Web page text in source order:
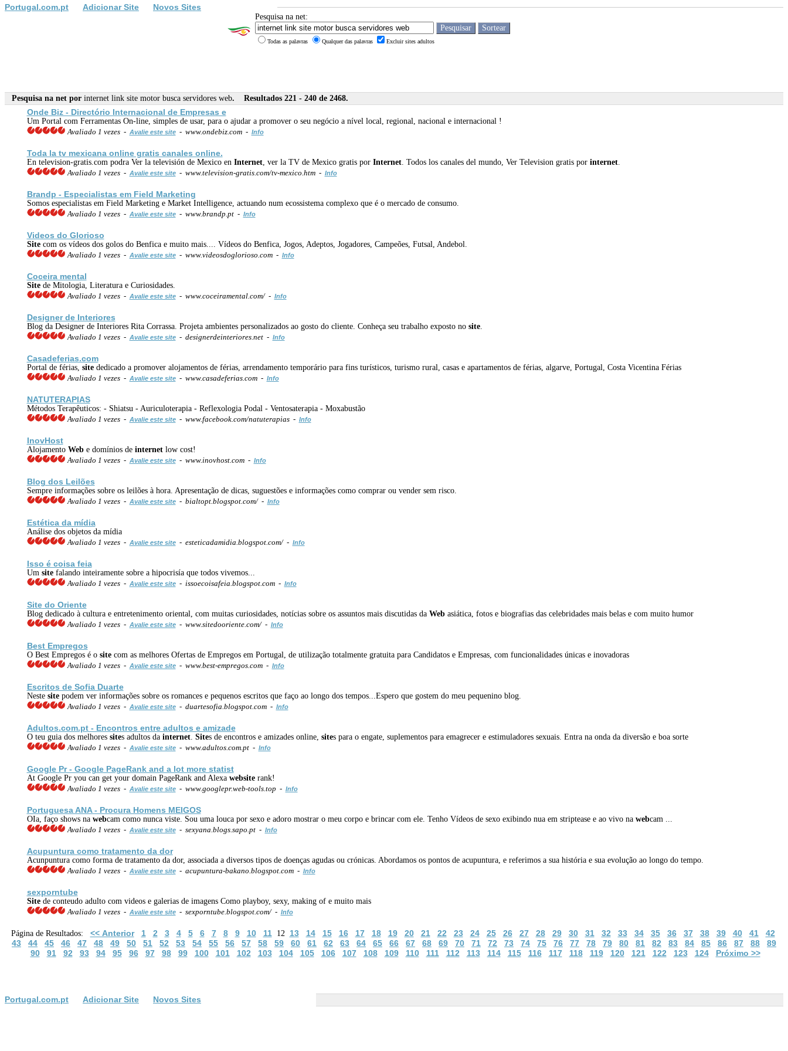
Portugal.com.pt Adicionar Site Novos Sites
Pesquisa na net:
Todas as palavras Qualquer das palavras Excluir sites adultos
Pesquisa na net por internet link site motor busca servidores web. Resultados 221 - 240 de 2468.
Onde Biz - Directório Internacional de Empresas e
Um Portal com Ferramentas On-line, simples de usar, para o ajudar a promover o seu negócio a nível local, regional, nacional e internacional !
Avaliado 1 vezes - Avalie este site- www.ondebiz.com - Info
Toda la tv mexicana online gratis canales online.
En television-gratis.com podra Ver la televisión de Mexico en Internet, ver la TV de Mexico gratis por Internet. Todos los canales del mundo, Ver Television gratis por internet.
Avaliado 1 vezes - Avalie este site- www.television-gratis.com/tv-mexico.htm - Info
Brandp - Especialistas em Field Marketing
Somos especialistas em Field Marketing e Market Intelligence, actuando num ecossistema complexo que é o mercado de consumo.
Avaliado 1 vezes - Avalie este site- www.brandp.pt - Info
Videos do Glorioso
Sitecom os vídeos dos golos do Benfica e muito mais.... Vídeos do Benfica, Jogos, Adeptos, Jogadores, Campeões, Futsal, Andebol.
Avaliado 1 vezes - Avalie este site- www.videosdoglorioso.com - Info
Coceira mental
Sitede Mitologia, Literatura e Curiosidades.
Avaliado 1 vezes - Avalie este site- www.coceiramental.com/ - Info
Designer de Interiores
Blog da Designer de Interiores Rita Corrassa. Projeta ambientes personalizados ao gosto do cliente. Conheça seu trabalho exposto no site.
Avaliado 1 vezes - Avalie este site- designerdeinteriores.net - Info
Casadeferias.com
Portal de férias, sitededicado a promover alojamentos de férias, arrendamento temporário para fins turísticos, turismo rural, casas e apartamentos de férias, algarve, Portugal, Costa Vicentina Férias
Avaliado 1 vezes - Avalie este site- www.casadeferias.com - Info
NATUTERAPIAS
Métodos Terapêuticos: - Shiatsu - Auriculoterapia - Reflexologia Podal - Ventosaterapia - Moxabustão
Avaliado 1 vezes - Avalie este site- www.facebook.com/natuterapias - Info
InovHost
Alojamento Webe domínios de internetlow cost!
Avaliado 1 vezes - Avalie este site- www.inovhost.com - Info
Blog dos Leilões
Sempre informações sobre os leilões à hora. Apresentação de dicas, suguestões e informações como comprar ou vender sem risco.
Avaliado 1 vezes - Avalie este site- bialtopt.blogspot.com/ - Info
Estética da mídia
Análise dos objetos da mídia
Avaliado 1 vezes - Avalie este site- esteticadamidia.blogspot.com/ - Info
Isso é coisa feia
Um sitefalando inteiramente sobre a hipocrisía que todos vivemos...
Avaliado 1 vezes - Avalie este site- issoecoisafeia.blogspot.com - Info
Sitedo Oriente
Blog dedicado à cultura e entretenimento oriental, com muitas curiosidades, notícias sobre os assuntos mais discutidas da Webasiática, fotos e biografias das celebridades mais belas e com muito humor
Avaliado 1 vezes - Avalie este site- www.sitedooriente.com/ - Info
Best Empregos
O Best Empregos é o sitecom as melhores Ofertas de Empregos em Portugal, de utilização totalmente gratuita para Candidatos e Empresas, com funcionalidades únicas e inovadoras
Avaliado 1 vezes - Avalie este site- www.best-empregos.com - Info
Escritos de Sofia Duarte
Neste sitepodem ver informações sobre os romances e pequenos escritos que faço ao longo dos tempos...Espero que gostem do meu pequenino blog.
Avaliado 1 vezes - Avalie este site- duartesofia.blogspot.com - Info
Adultos.com.pt - Encontros entre adultos e amizade
O teu guia dos melhores sites adultos da internet. Sites de encontros e amizades online, sites para o engate, suplementos para emagrecer e estimuladores sexuais. Entra na onda da diversão e boa sorte
Avaliado 1 vezes - Avalie este site- www.adultos.com.pt - Info
Google Pr - Google PageRank and a lot more statist
At Google Pr you can get your domain PageRank and Alexa websiterank!
Avaliado 1 vezes - Avalie este site- www.googlepr.web-tools.top - Info
Portuguesa ANA - Procura Homens MEIGOS
OIa, faço shows na webcam como nunca viste. Sou uma louca por sexo e adoro mostrar o meu corpo e brincar com ele. Tenho Vídeos de sexo exibindo nua em striptease e ao vivo na webcam ...
Avaliado 1 vezes - Avalie este site- sexyana.blogs.sapo.pt - Info
Acupuntura como tratamento da dor
Acunpuntura como forma de tratamento da dor, associada a diversos tipos de doenças agudas ou crónicas. Abordamos os pontos de acupuntura, e referimos a sua história e sua evolução ao longo do tempo.
Avaliado 1 vezes - Avalie este site- acupuntura-bakano.blogspot.com - Info
sexporntube
Sitede conteudo adulto com videos e galerias de imagens Como playboy, sexy, making of e muito mais
Avaliado 1 vezes - Avalie este site- sexporntube.blogspot.com/ - Info
Página de Resultados: << Anterior 1 2 3 4 5 6 7 8 9 10 1112 13 14 15 16 17 18 19 20 21 22 23 24 25 26 27 28 29 30 31 32 33 34 35 36 37 38 39 40 41
42
43
44 45 46 47 48 49 50 51 52 53 54 55 56 57 58 59 60 61 62 63 64 65 66 67 68 69 70 71 72 73 74 75 76 77 78 79 80 81 82 83 84 85 86 87 88
89
90
91 92 93 94 95 96 97 98 99 100 101 102 103 104 105 106 107 108 109 110 111 112 113 114 115 116 117 118 119 120 121 122 123 124 Próximo >>
Portugal.com.pt Adicionar Site Novos Sites